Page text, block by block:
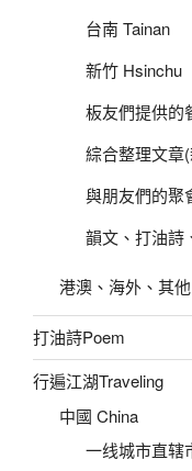
台南 Tainan
新竹 Hsinchu
板友們提供的
綜合整理文章
與朋友們的聚
韻文、打油詩
港澳、海外、其
打油詩Poem
行遍江湖Traveling
中國 China
一线城市直辖